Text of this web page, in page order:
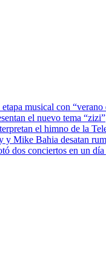
musical con “verano
el nuevo tema “zizi”
el himno de la
y Mike Bahia desatan
dos conciertos en un